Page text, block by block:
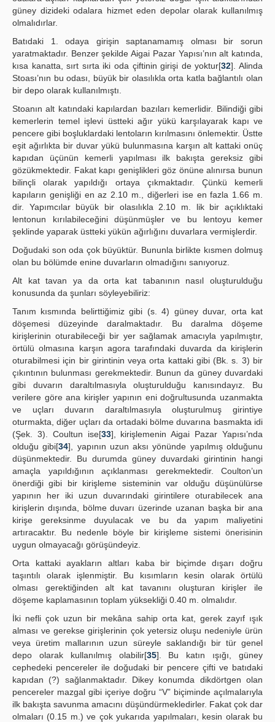
güney dizideki odalara hizmet eden depolar olarak kullanılmış
olmalıdırlar.
Batıdaki 1. odaya girişin saptanamamış olması bir sorun
yaratmaktadır. Benzer şekilde Aigai Pazar Yapısı’nın alt katında,
kısa kanatta, sırt sırta iki oda çiftinin girişi de yoktur[32]. Alinda
Stoası’nın bu odası, büyük bir olasılıkla orta katla bağlantılı olan
bir depo olarak kullanılmıştı.
Stoanın alt katındaki kapılardan bazıları kemerlidir. Bilindiği gibi
kemerlerin temel işlevi üstteki ağır yükü karşılayarak kapı ve
pencere gibi boşluklardaki lentoların kırılmasını önlemektir. Üstte
eşit ağırlıkta bir duvar yükü bulunmasına karşın alt kattaki onüç
kapıdan üçünün kemerli yapılması ilk bakışta gereksiz gibi
gözükmektedir. Fakat kapı genişlikleri göz önüne alınırsa bunun
bilinçli olarak yapıldığı ortaya çıkmaktadır. Çünkü kemerli
kapıların genişliği en az 2.10 m., diğerleri ise en fazla 1.66 m.
dir. Yapımcılar büyük bir olasılıkla 2.10 m. lik bir açıklıktaki
lentonun kırılabileceğini düşünmüşler ve bu lentoyu kemer
şeklinde yaparak üstteki yükün ağırlığını duvarlara vermişlerdir.
Doğudaki son oda çok büyüktür. Bununla birlikte kısmen dolmuş
olan bu bölümde enine duvarların olmadığını sanıyoruz.
Alt kat tavan ya da orta kat tabanının nasıl oluşturulduğu
konusunda da şunları söyleyebiliriz:
Tanım kısmında belirttiğimiz gibi (s. 4) güney duvar, orta kat
döşemesi düzeyinde daralmaktadır. Bu daralma döşeme
kirişlerinin oturabileceği bir yer sağlamak amacıyla yapılmıştır,
örtülü olmasına karşın agora tarafındaki duvarda da kirişlerin
oturabilmesi için bir girintinin veya orta kattaki gibi (Bk. s. 3) bir
çıkıntının bulunması gerekmektedir. Bunun da güney duvardaki
gibi duvarın daraltılmasıyla oluşturulduğu kanısındayız. Bu
verilere göre ana kirişler yapının eni doğrultusunda uzanmakta
ve uçları duvarın daraltılmasıyla oluşturulmuş girintiye
oturmakta, diğer uçları da ortadaki bölme duvarına basmakta idi
(Şek. 3). Coultun ise[33], kirişlemenin Aigai Pazar Yapısı’nda
olduğu gibi[34], yapının uzun aksı yönünde yapılmış olduğunu
düşünmektedir. Bu durumda güney duvardaki girintinin hangi
amaçla yapıldığının açıklanması gerekmektedir. Coulton’un
önerdiği gibi bir kirişleme sisteminin var olduğu düşünülürse
yapının her iki uzun duvarındaki girintilere oturabilecek ana
kirişlerin dışında, bölme duvarı üzerinde uzanan başka bir ana
kirişe gereksinme duyulacak ve bu da yapım maliyetini
artıracaktır. Bu nedenle böyle bir kirişleme sistemi önerisinin
uygun olmayacağı görüşündeyiz.
Orta kattaki ayakların altları kaba bir biçimde dışarı doğru
taşıntılı olarak işlenmiştir. Bu kısımların kesin olarak örtülü
olması gerektiğinden alt kat tavanını oluşturan kirişler ile
döşeme kaplamasının toplam yüksekliği 0.40 m. olmalıdır.
İki nefli çok uzun bir mekâna sahip orta kat, gerek zayıf ışık
alması ve gerekse girişlerinin çok yetersiz oluşu nedeniyle ürün
veya üretim mallarının uzun süreyle saklandığı bir tür genel
depo olarak kullanılmış olabilir[35]. Bu katın ışığı, güney
cephedeki pencereler ile doğudaki bir pencere çifti ve batıdaki
kapıdan (?) sağlanmaktadır. Dikey konumda dikdörtgen olan
pencereler mazgal gibi içeriye doğru “V” biçiminde açılmalarıyla
ilk bakışta savunma amacını düşündürmekledirler. Fakat çok dar
olmaları (0.15 m.) ve çok yukarıda yapılmaları, kesin olarak bu